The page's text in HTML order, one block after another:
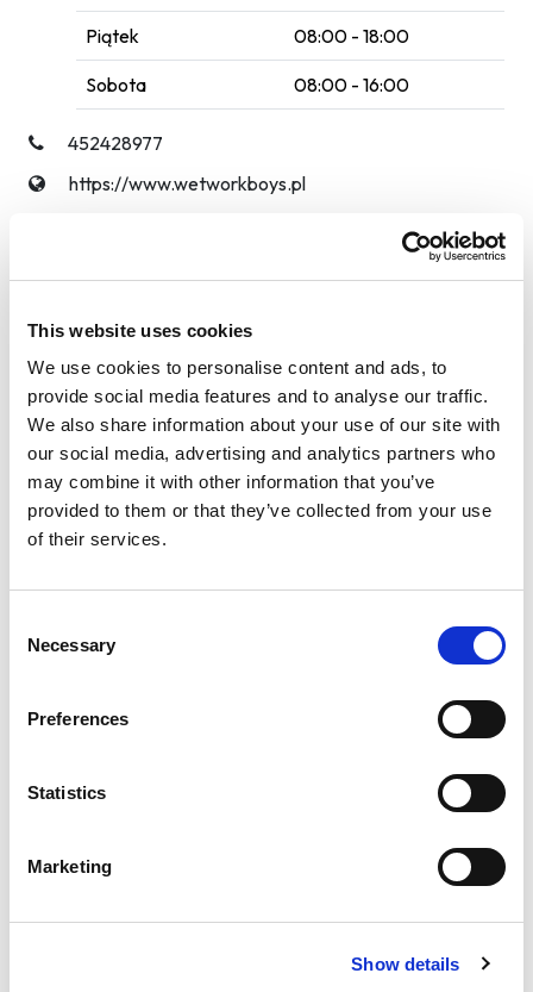
This website uses cookies
We use cookies to personalise content and ads, to
provide social media features and to analyse our traffic.
We also share information about your use of our site with
our social media, advertising and analytics partners who
may combine it with other information that you’ve
provided to them or that they’ve collected from your use
of their services.
Selection
Necessary
Preferences
Statistics
Marketing
Show details
Piątek 08:00 - 18:00
Sobota 08:00 - 16:00
⁠452428977
https://www.wetworkboys.pl
Płyn do spryskiwaczy
Usługi auto SPA
Serwis opon